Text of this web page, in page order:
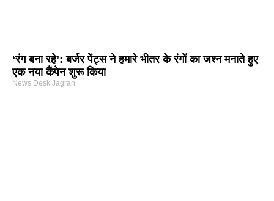
‘रंग बना रहे’: बर्जर पेंट्स ने हमारे भीतर के रंगों का जश्न मनाते हुए
एक नया कैंपेन शुरू किया
News Desk Jagran